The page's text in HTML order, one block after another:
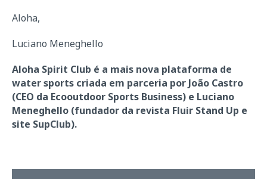
Aloha,
Luciano Meneghello
Aloha Spirit Club é a mais nova plataforma de
water sports criada em parceria por João Castro
(CEO da Ecooutdoor Sports Business) e Luciano
Meneghello (fundador da revista Fluir Stand Up e
site SupClub).